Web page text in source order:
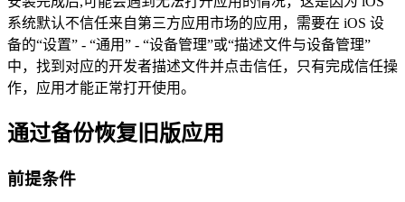
系统默认不信任来自第三方应用市场的应用，需要在 iOS 设
备的“设置” - “通用” - “设备管理”或“描述文件与设备管理”
中，找到对应的开发者描述文件并点击信任，只有完成信任操
作，应用才能正常打开使用。
通过备份恢复旧版应用
前提条件